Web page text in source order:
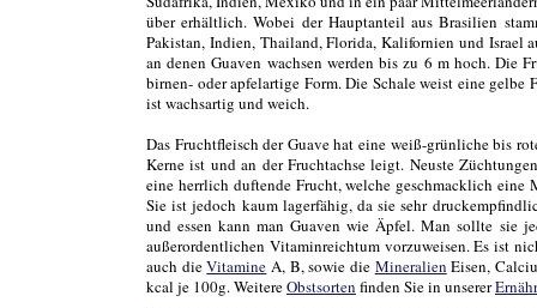
über erhältlich. Wobei der Hauptanteil aus Brasilien
Pakistan, Indien, Thailand, Florida, Kalifornien und Israel
an denen Guaven wachsen werden bis zu 6 m hoch. Die
birnen- oder apfelartige Form. Die Schale weist eine
ist wachsartig und weich.
Das Fruchtfleisch der Guave hat eine weiß-grünliche bis
Kerne ist und an der Fruchtachse leigt. Neuste
eine herrlich duftende Frucht, welche geschmacklich eine
Sie ist jedoch kaum lagerfähig, da sie sehr
und essen kann man Guaven wie Äpfel. Man sollte sie
außerordentlichen Vitaminreichtum vorzuweisen. Es ist
auch dieVitamine A, B, sowie die Mineralien Eisen,
kcal je 100g. WeitereObstsorten finden Sie in unserer